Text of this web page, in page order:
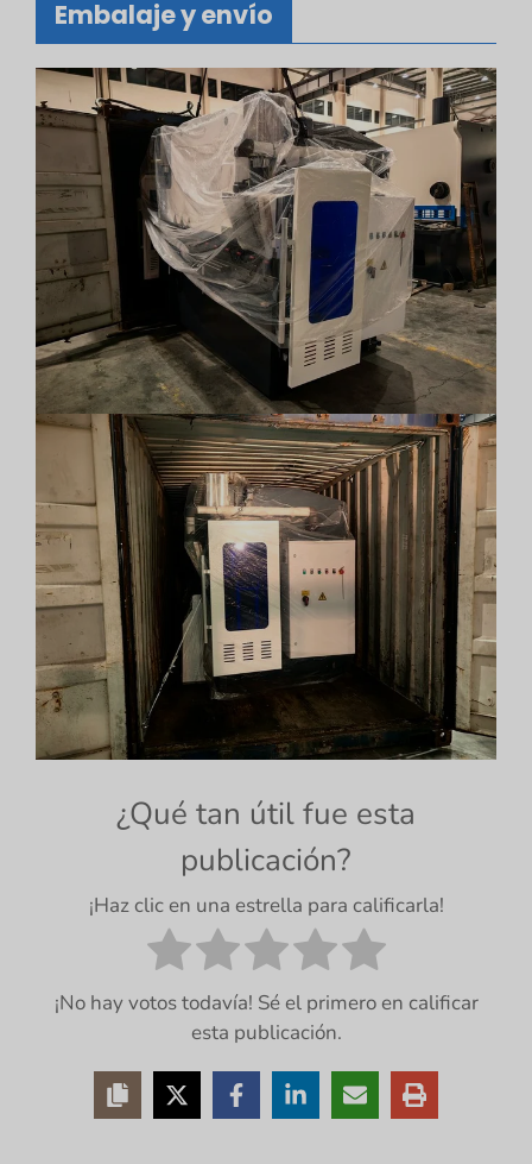
Embalaje y envío
¿Qué tan útil fue esta
publicación?
¡Haz clic en una estrella para calificarla!
¡No hay votos todavía! Sé el primero en calificar
esta publicación.